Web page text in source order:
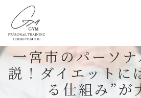
一宮市のパーソ
説！ダイエットに
る仕組み”が